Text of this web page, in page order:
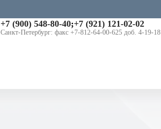
+7 (900) 548-80-40;+7 (921) 121-02-02
Санкт-Петербург: факс +7-812-64-00-625 доб. 4-19-18